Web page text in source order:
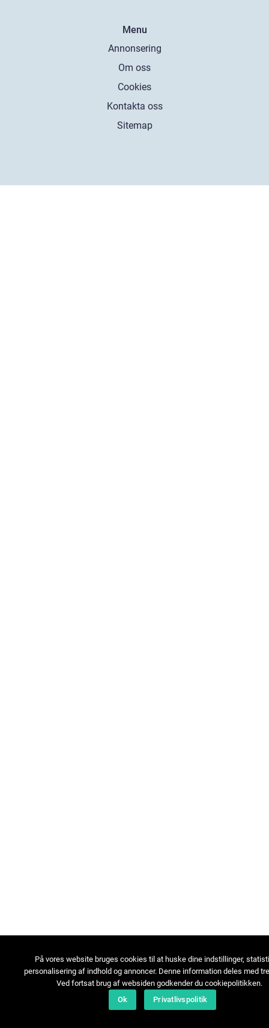
Menu
Annonsering
Om oss
Cookies
Kontakta oss
Sitemap
På vores website bruges cookies til at huske dine indstillinger,
personalisering af indhold og annoncer. Denne information deles med
Ved fortsat brug af websiden godkender du cookiepolitikken.
Ok
Privatlivspolitik